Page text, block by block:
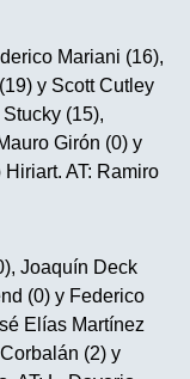
Mariani (16),
y Scott Cutley
(15),
Girón (0) y
AT: Ramiro
Joaquín Deck
(0) y Federico
Elías Martínez
(2) y